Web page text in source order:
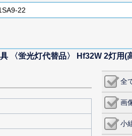
〈蛍光灯代替品〉 Hf32W 2灯用(
全
画
小